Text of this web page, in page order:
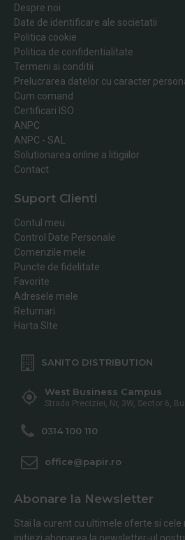
Despre noi
Date de identificare ale societatii
Politica cookie
Politica de confidentialitate
Termeni si conditii
Prelucrarea datelor cu caracter
Cum comand
Certificari ISO
ANPC
ANPC - SAL
Solutionarea online a litigiilor
Contact
Suport Clienti
Contul meu
Control Date Personale
Comenzile mele
Puncte de fidelitate
Favorite
Adresele mele
Returnari
Harta SIte
SANITO DISTRIBUTION
West Business Campus
Strada Preciziei, Nr, 3W, Sector 6,
0314 100 110
office@papir.ro
Abonare la Newsletter
Stai la curent cu ultimele oferte si cele
initiezi abonarea la newsletter-ul